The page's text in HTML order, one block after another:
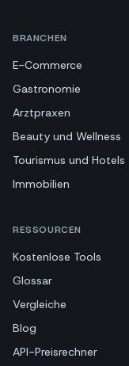
BRANCHEN
E-Commerce
Gastronomie
Arztpraxen
Beauty und Wellness
Tourismus und Hotels
Immobilien
RESSOURCEN
Kostenlose Tools
Glossar
Vergleiche
Blog
API-Preisrechner